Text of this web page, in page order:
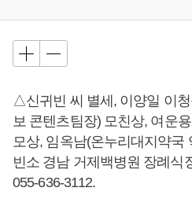
△신귀빈 씨 별세, 이양일 이
보 콘텐츠팀장) 모친상, 여운
모상, 임옥남(온누리대지약국
빈소 경남 거제백병원 장례식
055-636-3112.